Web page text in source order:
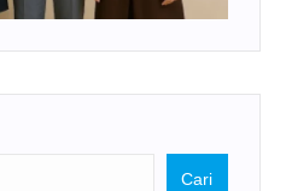
Cari